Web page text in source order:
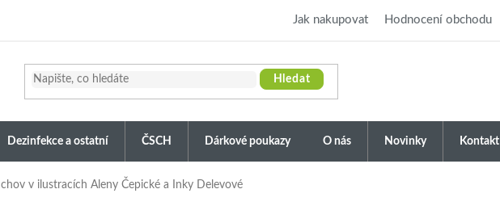
Jak nakupovat Hodnocení obchodu
Hledat
Dezinfekce a ostatní ČSCH Dárkové poukazy O nás Novinky Kontakt
v ilustracích Aleny Čepické a Inky Delevové